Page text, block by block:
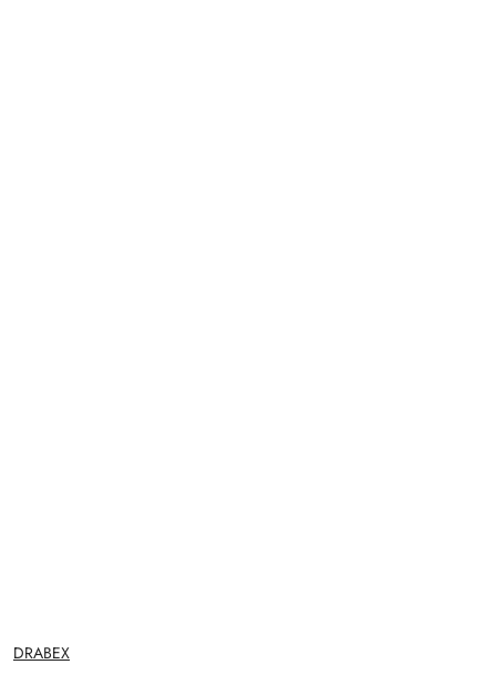
NAZWA
PRODUCENTA:
DRABEX